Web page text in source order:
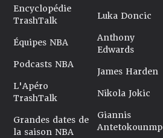
Encyclopédie
TrashTalk
Équipes NBA
Podcasts NBA
L'Apéro
TrashTalk
Grandes dates de
la saison NBA
Luka Doncic
Anthony
Edwards
James Harden
Nikola Jokic
Giannis